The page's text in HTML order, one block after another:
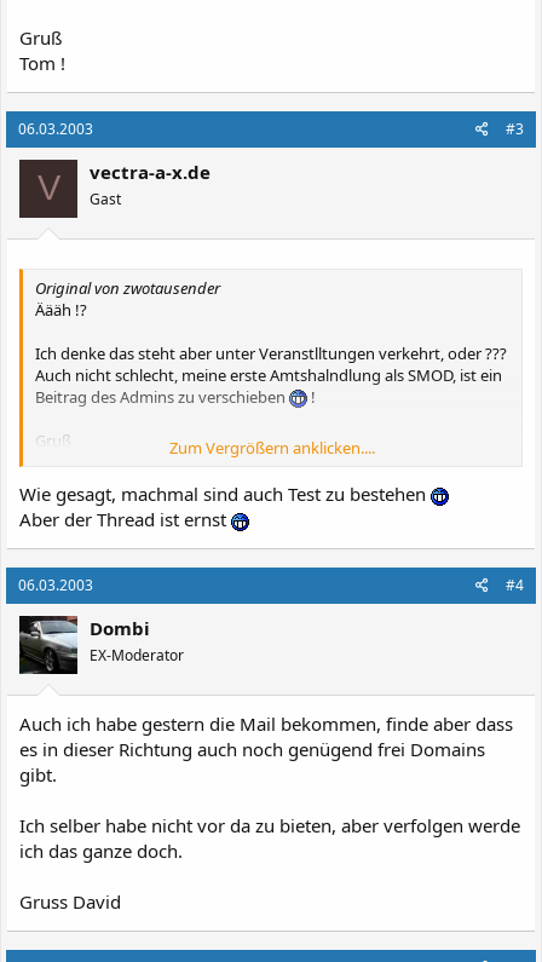
Gruß
Tom !
06.03.2003 #3
V vectra-a-x.de
Gast
Original von zwotausender
Äääh !?
Ich denke das steht aber unter Veranstlltungen verkehrt, oder ???
Auch nicht schlecht, meine erste Amtshalndlung als SMOD, ist ein
Beitrag des Admins zu verschieben
!
Gruß
Zum Vergrößern anklicken....
Wie gesagt, machmal sind auch Test zu bestehen
Aber der Thread ist ernst
06.03.2003 #4
Dombi
EX-Moderator
Auch ich habe gestern die Mail bekommen, finde aber dass
es in dieser Richtung auch noch genügend frei Domains
gibt.
Ich selber habe nicht vor da zu bieten, aber verfolgen werde
ich das ganze doch.
Gruss David